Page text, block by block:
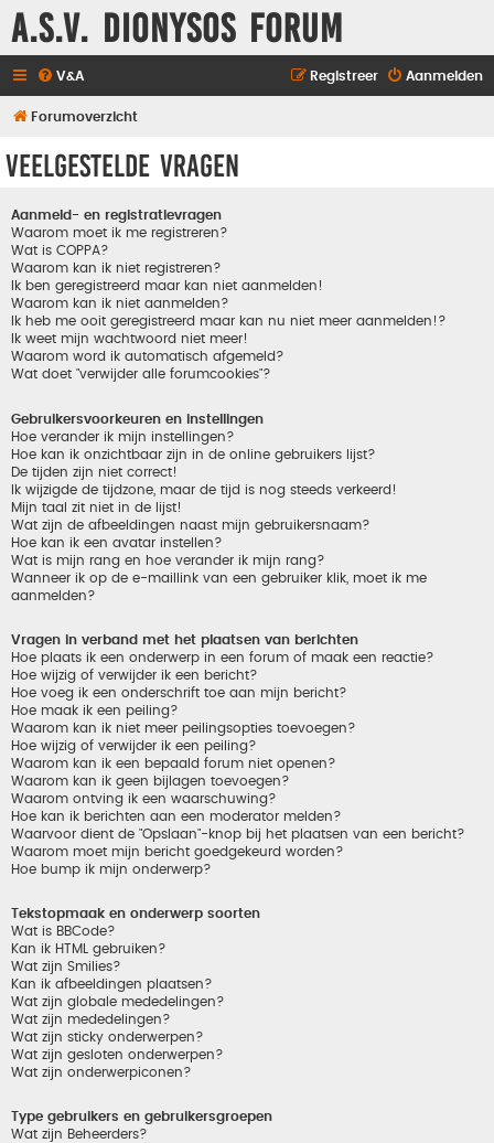
A.S.V. Dionysos Forum
V&A Aanmelden
Registreer
Forumoverzicht
Veelgestelde vragen
Aanmeld- en registratievragen
Waarom moet ik me registreren?
Wat is COPPA?
Waarom kan ik niet registreren?
Ik ben geregistreerd maar kan niet aanmelden!
Waarom kan ik niet aanmelden?
Ik heb me ooit geregistreerd maar kan nu niet meer aanmelden!?
Ik weet mijn wachtwoord niet meer!
Waarom word ik automatisch afgemeld?
Wat doet "verwijder alle forumcookies"?
Gebruikersvoorkeuren en instellingen
Hoe verander ik mijn instellingen?
Hoe kan ik onzichtbaar zijn in de online gebruikers lijst?
De tijden zijn niet correct!
Ik wijzigde de tijdzone, maar de tijd is nog steeds verkeerd!
Mijn taal zit niet in de lijst!
Wat zijn de afbeeldingen naast mijn gebruikersnaam?
Hoe kan ik een avatar instellen?
Wat is mijn rang en hoe verander ik mijn rang?
Wanneer ik op de e-maillink van een gebruiker klik, moet ik me
aanmelden?
Vragen in verband met het plaatsen van berichten
Hoe plaats ik een onderwerp in een forum of maak een reactie?
Hoe wijzig of verwijder ik een bericht?
Hoe voeg ik een onderschrift toe aan mijn bericht?
Hoe maak ik een peiling?
Waarom kan ik niet meer peilingsopties toevoegen?
Hoe wijzig of verwijder ik een peiling?
Waarom kan ik een bepaald forum niet openen?
Waarom kan ik geen bijlagen toevoegen?
Waarom ontving ik een waarschuwing?
Hoe kan ik berichten aan een moderator melden?
Waarvoor dient de "Opslaan"-knop bij het plaatsen van een bericht?
Waarom moet mijn bericht goedgekeurd worden?
Hoe bump ik mijn onderwerp?
Tekstopmaak en onderwerp soorten
Wat is BBCode?
Kan ik HTML gebruiken?
Wat zijn Smilies?
Kan ik afbeeldingen plaatsen?
Wat zijn globale mededelingen?
Wat zijn mededelingen?
Wat zijn sticky onderwerpen?
Wat zijn gesloten onderwerpen?
Wat zijn onderwerpiconen?
Type gebruikers en gebruikersgroepen
Wat zijn Beheerders?